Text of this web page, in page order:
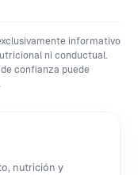
informativo
ni conductual.
confianza puede
nutrición y